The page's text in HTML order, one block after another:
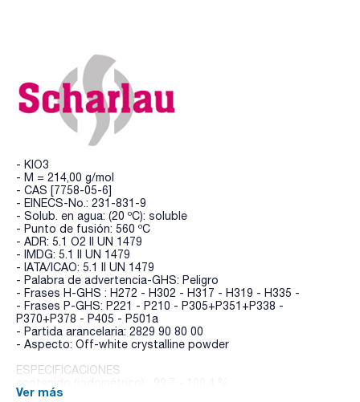
- KIO3
- M = 214,00 g/mol
- CAS [7758-05-6]
- EINECS-No.: 231-831-9
- Solub. en agua: (20 ºC): soluble
- Punto de fusión: 560 ºC
- ADR: 5.1 O2 II UN 1479
- IMDG: 5.1 II UN 1479
- IATA/ICAO: 5.1 II UN 1479
- Palabra de advertencia-GHS: Peligro
- Frases H-GHS : H272 - H302 - H317 - H319 - H335 -
- Frases P-GHS: P221 - P210 - P305+P351+P338 -
P370+P378 - P405 - P501a
- Partida arancelaria: 2829 90 80 00
- Aspecto: Off-white crystalline powder
ESPECIFICACIONES
identidad (IR-spectrum): pasa test
Ver más